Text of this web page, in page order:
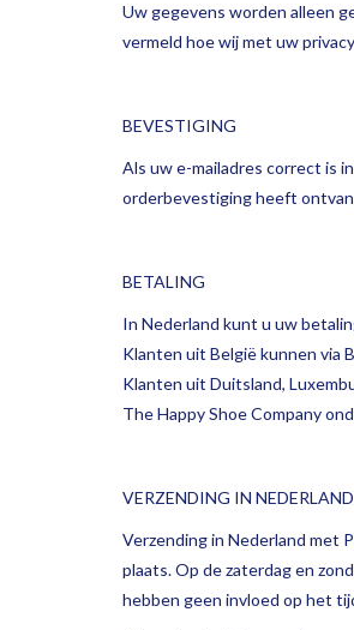
Uw gegevens worden alleen
vermeld hoe wij met uw
BEVESTIGING
Als uw e-mailadres correct is
orderbevestiging heeft
BETALING
In Nederland kunt u uw
Klanten uit België kunnen via
Klanten uit Duitsland,
The Happy Shoe Company
VERZENDING IN NEDERLAND
Verzending in Nederland met
plaats. Op de zaterdag en
hebben geen invloed op het